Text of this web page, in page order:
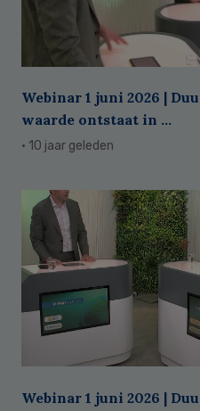
Webinar 1 juni 2026 |
waarde ontstaat in ...
· 10 jaar geleden
Webinar 1 juni 2026 |